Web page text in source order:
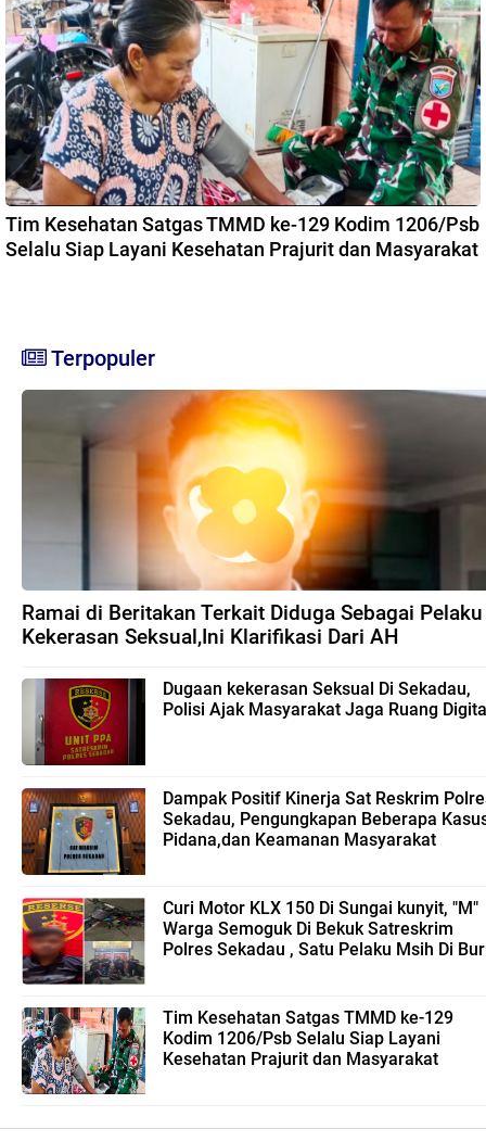
Tim Kesehatan Satgas TMMD ke-129 Kodim 1206/Psb
Selalu Siap Layani Kesehatan Prajurit dan Masyarakat
Terpopuler
Ramai di Beritakan Terkait Diduga Sebagai Pelaku
Kekerasan Seksual,Ini Klarifikasi Dari AH
Dugaan kekerasan Seksual Di Sekadau,
Polisi Ajak Masyarakat Jaga Ruang
Dampak Positif Kinerja Sat Reskrim
Sekadau, Pengungkapan Beberapa
Pidana,dan Keamanan Masyarakat
Curi Motor KLX 150 Di Sungai kunyit, "M"
Warga Semoguk Di Bekuk Satreskrim
Polres Sekadau , Satu Pelaku Msih Di
Tim Kesehatan Satgas TMMD ke-129
Kodim 1206/Psb Selalu Siap Layani
Kesehatan Prajurit dan Masyarakat